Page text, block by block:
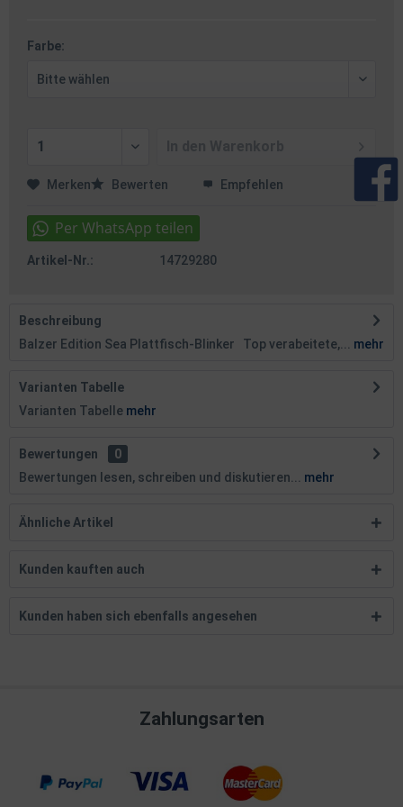
Farbe:
Merken Bewerten Empfehlen
Artikel-Nr.: 14729280
Beschreibung
Balzer Edition Sea Plattfisch-Blinker Top verabeitete,...
mehr
Varianten Tabelle
Varianten Tabelle mehr
Bewertungen
0
Bewertungen lesen, schreiben und diskutieren...
mehr
Ähnliche Artikel
Kunden kauften auch
Kunden haben sich ebenfalls angesehen
Zahlungsarten